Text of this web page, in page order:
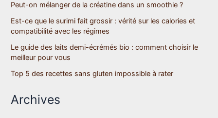
Peut-on mélanger de la créatine dans un smoothie ?
Est-ce que le surimi fait grossir : vérité sur les calories et
compatibilité avec les régimes
Le guide des laits demi-écrémés bio : comment choisir le
meilleur pour vous
Top 5 des recettes sans gluten impossible à rater
Archives